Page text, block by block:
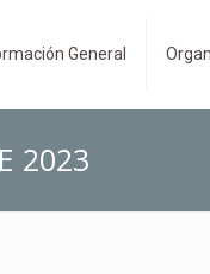
General
2023